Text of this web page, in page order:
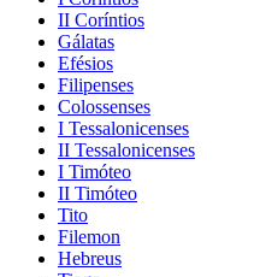
II Coríntios
Gálatas
Efésios
Filipenses
Colossenses
I Tessalonicenses
II Tessalonicenses
I Timóteo
II Timóteo
Tito
Filemon
Hebreus